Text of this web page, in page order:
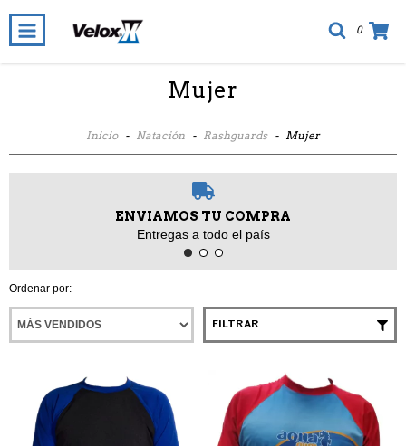
0
Mujer
Inicio - Natación - Rashguards - Mujer
ENVIAMOS TU COMPRA
Entregas a todo el país
Ordenar por:
FILTRAR